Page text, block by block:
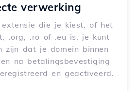
verwerking
extensie die je kiest, of het
.org, .ro of .eu is, je kunt
zijn dat je domein binnen
na betalingsbevestiging
en geactiveerd.